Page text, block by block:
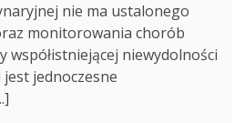
nie ma ustalonego
monitorowania chorób
współistniejącej niewydolności
jednoczesne